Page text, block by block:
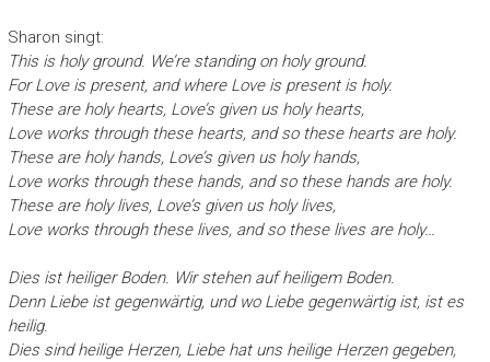
Sharon singt:
This is holy ground. We’re standing on holy ground.
For Love is present, and where Love is present is holy.
These are holy hearts, Love’s given us holy hearts,
Love works through these hearts, and so these hearts are holy.
These are holy hands, Love’s given us holy hands,
Love works through these hands, and so these hands are holy.
These are holy lives, Love’s given us holy lives,
Love works through these lives, and so these lives are holy…
Dies ist heiliger Boden. Wir stehen auf heiligem Boden.
Denn Liebe ist gegenwärtig, und wo Liebe gegenwärtig ist, ist es
heilig.
Dies sind heilige Herzen, Liebe hat uns heilige Herzen gegeben,